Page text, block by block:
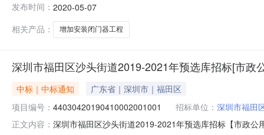
投标人名称投标报价（人民币/元）符合性检查结果1中
限
发布时间： 2020-05-07
相关产品：
增加安装闭门器工程
深圳市福田区沙头街道2019-2021年预选库招标[市政
中标｜中标通知
广东省｜深圳市｜福田区
项目编号： 44030420190410002001001 招标单位： 深圳市福田
正文内容： 深圳市福田区沙头街道2019-2021年预选库招标【市政